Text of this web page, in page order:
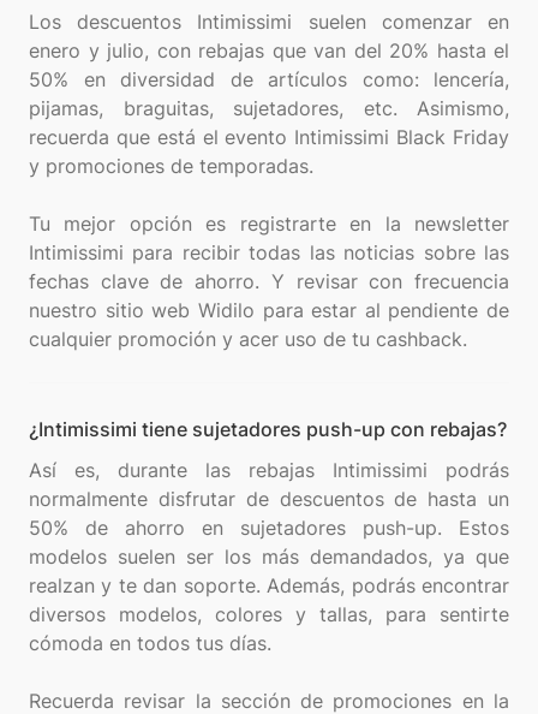
Los descuentos Intimissimi suelen comenzar en
enero y julio, con rebajas que van del 20% hasta el
50% en diversidad de artículos como: lencería,
pijamas, braguitas, sujetadores, etc. Asimismo,
recuerda que está el evento Intimissimi Black Friday
y promociones de temporadas.
Tu mejor opción es registrarte en la newsletter
Intimissimi para recibir todas las noticias sobre las
fechas clave de ahorro. Y revisar con frecuencia
nuestro sitio web Widilo para estar al pendiente de
¿Intimissimi tiene sujetadores push-up con rebajas?
Así es, durante las rebajas Intimissimi podrás
normalmente disfrutar de descuentos de hasta un
50% de ahorro en sujetadores push-up. Estos
modelos suelen ser los más demandados, ya que
realzan y te dan soporte. Además, podrás encontrar
diversos modelos, colores y tallas, para sentirte
cómoda en todos tus días.
Recuerda revisar la sección de promociones en la